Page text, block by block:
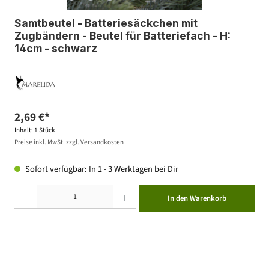
Samtbeutel - Batteriesäckchen mit
Zugbändern - Beutel für Batteriefach - H:
14cm - schwarz
2,69 €*
Inhalt: 1 Stück
Preise inkl. MwSt. zzgl. Versandkosten
Sofort verfügbar: In 1 - 3 Werktagen bei Dir
In den Warenkorb